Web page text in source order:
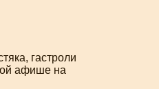
гастроли
афише на